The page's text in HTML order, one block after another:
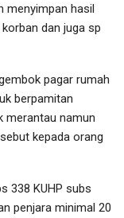
menyimpan hasil
dan juga sp
pagar rumah
berpamitan
merantau namun
kepada orang
338 KUHP subs
penjara minimal 20